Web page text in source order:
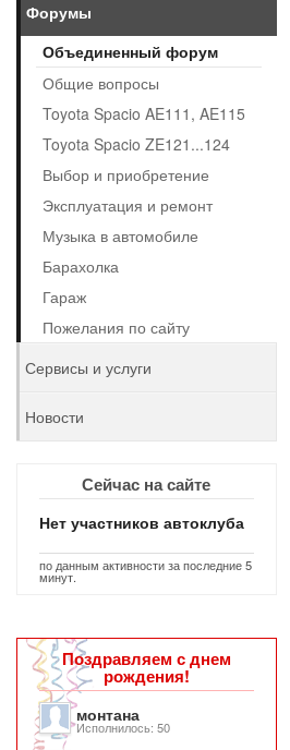
Форумы
Объединенный форум
Общие вопросы
Toyota Spacio AE111, AE115
Toyota Spacio ZE121...124
Выбор и приобретение
Эксплуатация и ремонт
Музыка в автомобиле
Барахолка
Гараж
Пожелания по сайту
Сервисы и услуги
Новости
Сейчас на сайте
Нет участников автоклуба
по данным активности за последние 5
минут.
Поздравляем с днем
рождения!
монтана
Исполнилось: 50